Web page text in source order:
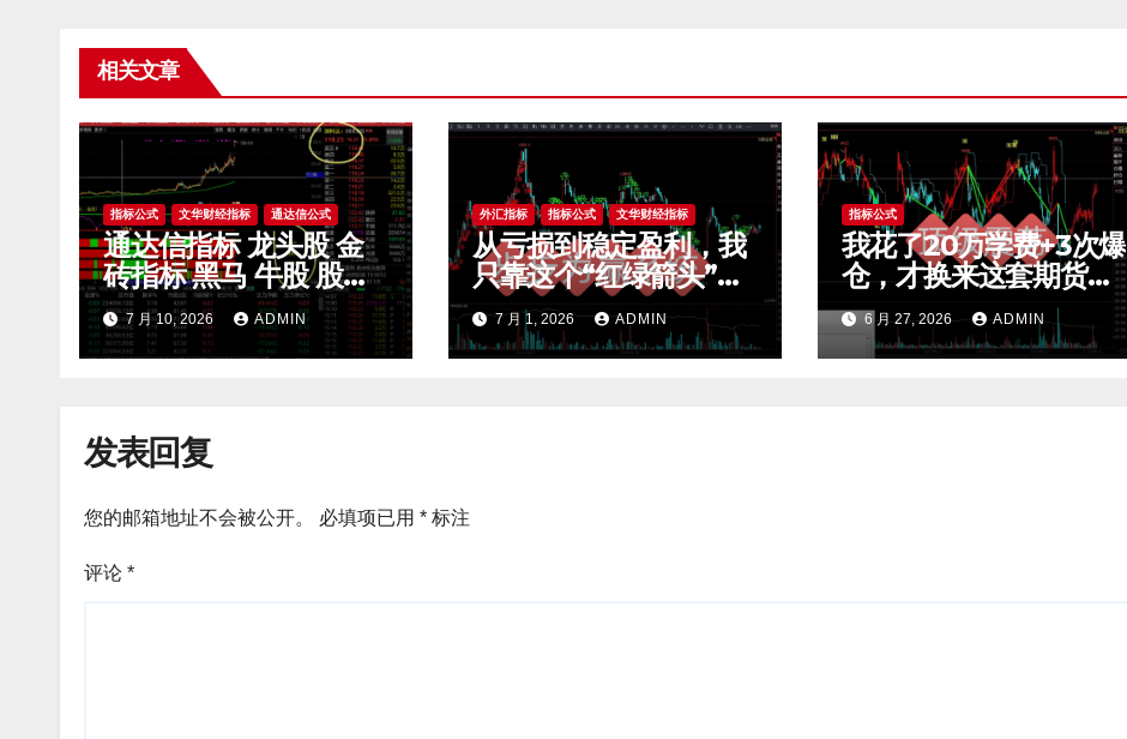
相关文章
指标公式 文华财经指标 通达信公式
通达信指标 龙头股 金
砖指标 黑马 牛股 股票
指标公式
7 月 10, 2026 ADMIN
外汇指标 指标公式 文华财经指标
从亏损到稳定盈利，我
只靠这个“红绿箭头”过
滤无效交易，干货全公
开 mt4指标
7 月 1, 2026 ADMIN
指标公式
我花了20万学费+3次爆
仓，才换来这套期货震
荡交易系统，今天免费
公开核心逻辑
6 月 27, 2026 ADMIN
发表回复
您的邮箱地址不会被公开。 必填项已用 * 标注
评论 *